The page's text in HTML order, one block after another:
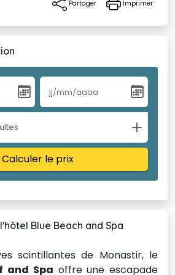
Partager Imprimer
Calculer le prix
Blue Beach and Spa
scintillantes de Monastir, le
and Spa offre une escapade